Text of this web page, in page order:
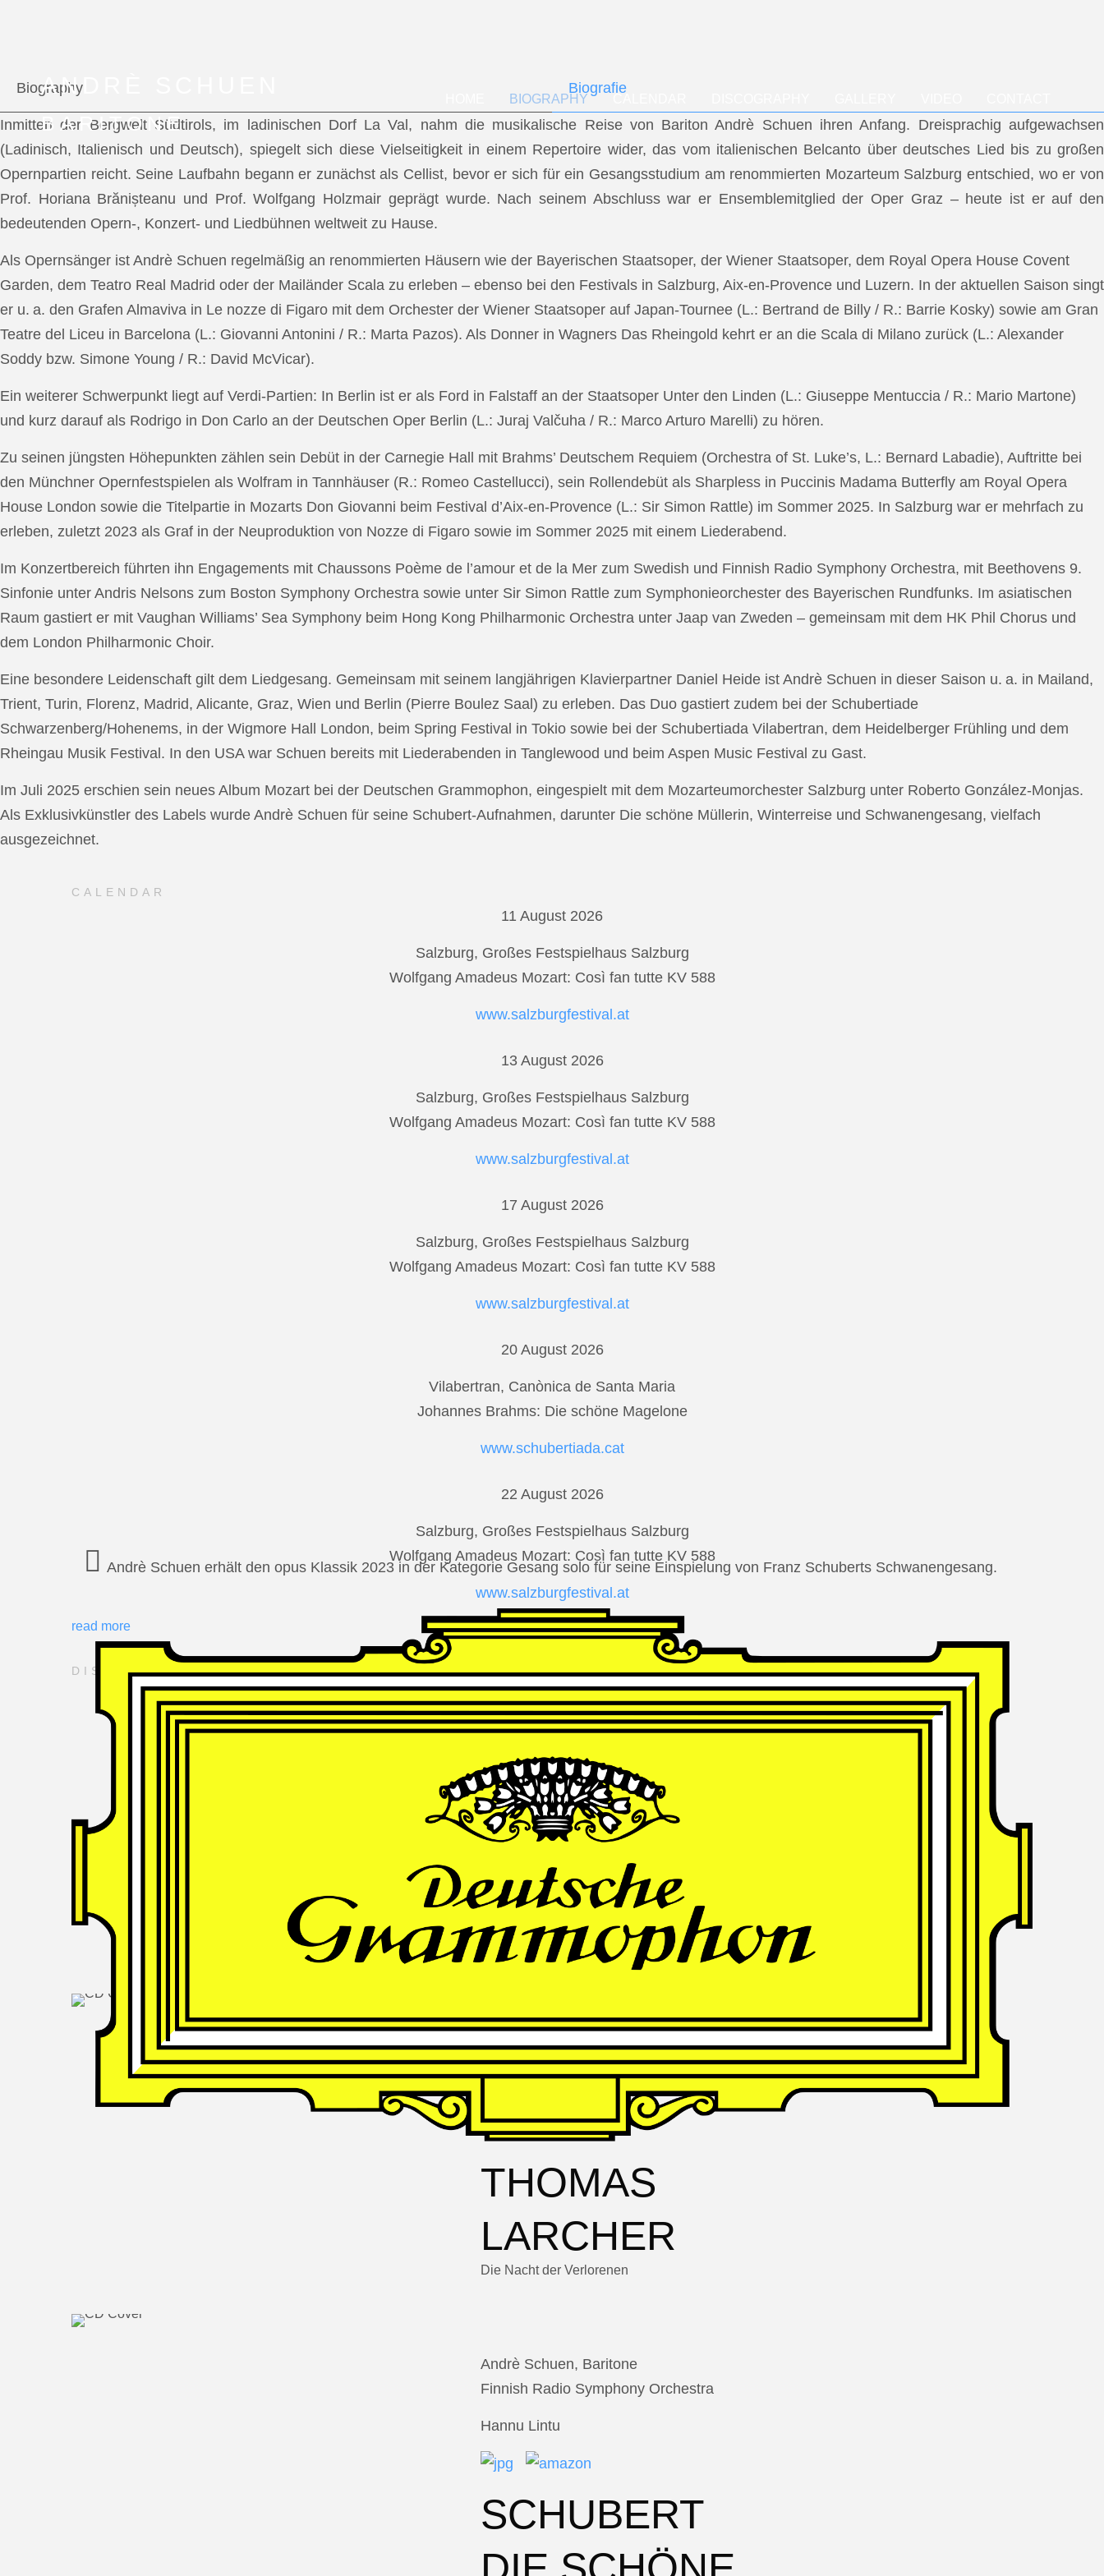
ANDRÈ SCHUEN
BARITONE
BIOGRAPHY
Biography Biografie
Inmitten der Bergwelt Südtirols, im ladinischen Dorf La Val, nahm die musikalische Reise von Bariton Andrè Schuen ihren Anfang. Dreisprachig aufgewachsen
(Ladinisch, Italienisch und Deutsch), spiegelt sich diese Vielseitigkeit in einem Repertoire wider, das vom italienischen Belcanto über deutsches Lied bis zu großen
Opernpartien reicht. Seine Laufbahn begann er zunächst als Cellist, bevor er sich für ein Gesangsstudium am renommierten Mozarteum Salzburg entschied, wo er von
Prof. Horiana Brănișteanu und Prof. Wolfgang Holzmair geprägt wurde. Nach seinem Abschluss war er Ensemblemitglied der Oper Graz – heute ist er auf den
bedeutenden Opern-, Konzert- und Liedbühnen weltweit zu Hause.
Als Opernsänger ist Andrè Schuen regelmäßig an renommierten Häusern wie der Bayerischen Staatsoper, der Wiener Staatsoper, dem Royal Opera House Covent
Garden, dem Teatro Real Madrid oder der Mailänder Scala zu erleben – ebenso bei den Festivals in Salzburg, Aix-en-Provence und Luzern. In der aktuellen Saison singt
er u. a. den Grafen Almaviva in Le nozze di Figaro mit dem Orchester der Wiener Staatsoper auf Japan-Tournee (L.: Bertrand de Billy / R.: Barrie Kosky) sowie am Gran
Teatre del Liceu in Barcelona (L.: Giovanni Antonini / R.: Marta Pazos). Als Donner in Wagners Das Rheingold kehrt er an die Scala di Milano zurück (L.: Alexander
Soddy bzw. Simone Young / R.: David McVicar).
Ein weiterer Schwerpunkt liegt auf Verdi-Partien: In Berlin ist er als Ford in Falstaff an der Staatsoper Unter den Linden (L.: Giuseppe Mentuccia / R.: Mario Martone)
und kurz darauf als Rodrigo in Don Carlo an der Deutschen Oper Berlin (L.: Juraj Valčuha / R.: Marco Arturo Marelli) zu hören.
Zu seinen jüngsten Höhepunkten zählen sein Debüt in der Carnegie Hall mit Brahms’ Deutschem Requiem (Orchestra of St. Luke’s, L.: Bernard Labadie), Auftritte bei
den Münchner Opernfestspielen als Wolfram in Tannhäuser (R.: Romeo Castellucci), sein Rollendebüt als Sharpless in Puccinis Madama Butterfly am Royal Opera
House London sowie die Titelpartie in Mozarts Don Giovanni beim Festival d’Aix-en-Provence (L.: Sir Simon Rattle) im Sommer 2025. In Salzburg war er mehrfach zu
erleben, zuletzt 2023 als Graf in der Neuproduktion von Nozze di Figaro sowie im Sommer 2025 mit einem Liederabend.
Im Konzertbereich führten ihn Engagements mit Chaussons Poème de l’amour et de la Mer zum Swedish und Finnish Radio Symphony Orchestra, mit Beethovens 9.
Sinfonie unter Andris Nelsons zum Boston Symphony Orchestra sowie unter Sir Simon Rattle zum Symphonieorchester des Bayerischen Rundfunks. Im asiatischen
Raum gastiert er mit Vaughan Williams’ Sea Symphony beim Hong Kong Philharmonic Orchestra unter Jaap van Zweden – gemeinsam mit dem HK Phil Chorus und
dem London Philharmonic Choir.
Eine besondere Leidenschaft gilt dem Liedgesang. Gemeinsam mit seinem langjährigen Klavierpartner Daniel Heide ist Andrè Schuen in dieser Saison u. a. in Mailand,
Trient, Turin, Florenz, Madrid, Alicante, Graz, Wien und Berlin (Pierre Boulez Saal) zu erleben. Das Duo gastiert zudem bei der Schubertiade
Schwarzenberg/Hohenems, in der Wigmore Hall London, beim Spring Festival in Tokio sowie bei der Schubertiada Vilabertran, dem Heidelberger Frühling und dem
Rheingau Musik Festival. In den USA war Schuen bereits mit Liederabenden in Tanglewood und beim Aspen Music Festival zu Gast.
Im Juli 2025 erschien sein neues Album Mozart bei der Deutschen Grammophon, eingespielt mit dem Mozarteumorchester Salzburg unter Roberto González-Monjas.
Als Exklusivkünstler des Labels wurde Andrè Schuen für seine Schubert-Aufnahmen, darunter Die schöne Müllerin, Winterreise und Schwanengesang, vielfach
ausgezeichnet.
CALENDAR
11 August 2026
Salzburg, Großes Festspielhaus Salzburg
Wolfgang Amadeus Mozart: Così fan tutte KV 588
www.salzburgfestival.at
13 August 2026
Salzburg, Großes Festspielhaus Salzburg
Wolfgang Amadeus Mozart: Così fan tutte KV 588
www.salzburgfestival.at
17 August 2026
Salzburg, Großes Festspielhaus Salzburg
Wolfgang Amadeus Mozart: Così fan tutte KV 588
www.salzburgfestival.at
20 August 2026
Vilabertran, Canònica de Santa Maria
Johannes Brahms: Die schöne Magelone
www.schubertiada.cat
22 August 2026
Salzburg, Großes Festspielhaus Salzburg
Wolfgang Amadeus Mozart: Così fan tutte KV 588
www.salzburgfestival.at
read more
DISCOGRAPHY
Andrè Schuen at Deutsche Grammophon
FRANZ
SCHUBERT
Schwanengesang
Andrè Schuen, Baritone
Daniel Heide, Piano
THOMAS
LARCHER
Die Nacht der Verlorenen
Andrè Schuen, Baritone
Finnish Radio Symphony Orchestra
Hannu Lintu
SCHUBERT
Andrè Schuen erhält den opus Klassik 2023 in der Kategorie Gesang solo für seine Einspielung von Franz Schuberts Schwanengesang.